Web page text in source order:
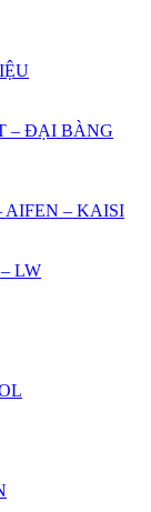
– ĐẠI BÀNG
AIFEN – KAISI
LW